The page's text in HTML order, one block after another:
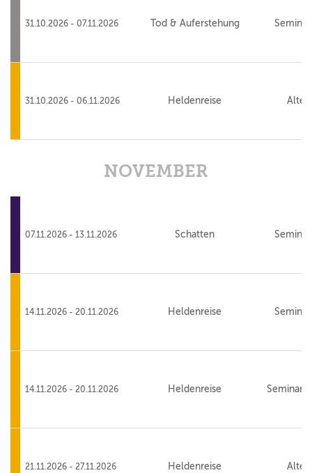
31.10.2026 - 07.11.2026 Tod & Auferstehung
31.10.2026 - 06.11.2026 Heldenreise Alte
NOVEMBER
07.11.2026 - 13.11.2026 Schatten
14.11.2026 - 20.11.2026 Heldenreise
14.11.2026 - 20.11.2026 Heldenreise
21.11.2026 - 27.11.2026 Heldenreise Alte